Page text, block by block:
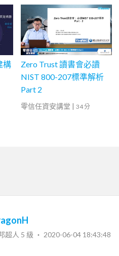
構
Zero Trust 讀書會必讀
NIST 800-207標準解析
Part 2
零信任資安講堂 | 34 分
超人 5 級 ‧ 2020-06-04 18:43:48